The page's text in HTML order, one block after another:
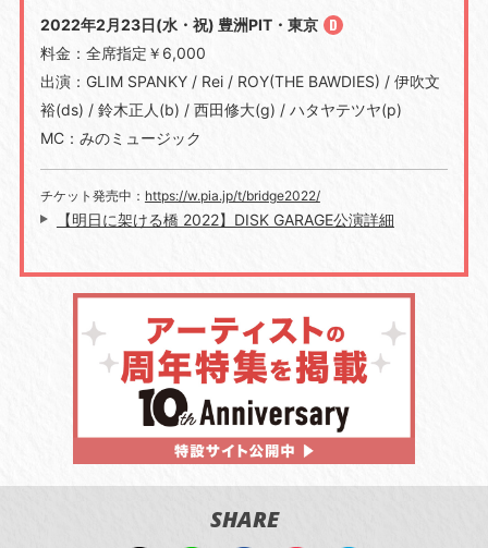
2022年2月23日(水・祝) 豊洲PIT・東京
料金：全席指定￥6,000
出演：GLIM SPANKY / Rei / ROY(THE BAWDIES) / 伊吹文
裕(ds) / 鈴木正人(b) / 西田修大(g) / ハタヤテツヤ(p)
MC：みのミュージック
チケット発売中： https://w.pia.jp/t/bridge2022/
【明日に架ける橋 2022】DISK GARAGE公演詳細
SHARE